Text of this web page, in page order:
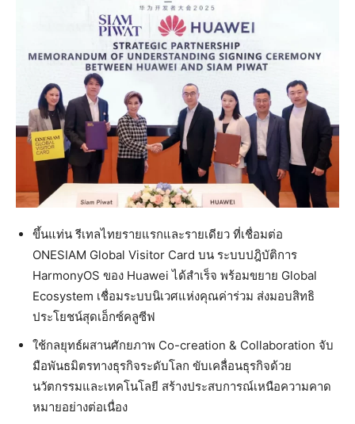
ขึ้นแท่น รีเทลไทยรายแรกและรายเดียว ที่เชื่อมต่อ
ONESIAM Global Visitor Card บน ระบบปฎิบัติการ
HarmonyOS ของ Huawei ได้สำเร็จ พร้อมขยาย Global
Ecosystem เชื่อมระบบนิเวศแห่งคุณค่าร่วม ส่งมอบสิทธิ
ประโยชน์สุดเอ็กซ์คลูซีฟ
ใช้กลยุทธ์ผสานศักยภาพ Co-creation & Collaboration จับ
มือพันธมิตรทางธุรกิจระดับโลก ขับเคลื่อนธุรกิจด้วย
นวัตกรรมและเทคโนโลยี สร้างประสบการณ์เหนือความคาด
หมายอย่างต่อเนื่อง